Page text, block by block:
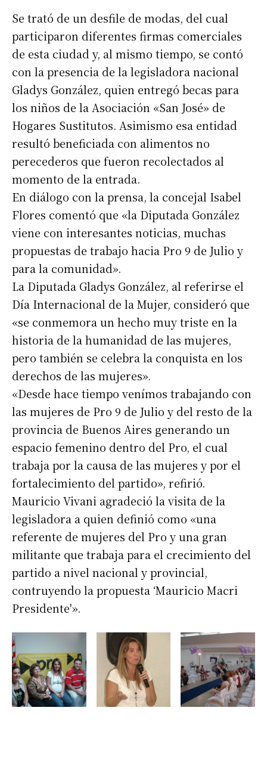
Se trató de un desfile de modas, del cual
participaron diferentes firmas comerciales
de esta ciudad y, al mismo tiempo, se contó
con la presencia de la legisladora nacional
Gladys González, quien entregó becas para
los niños de la Asociación «San José» de
Hogares Sustitutos. Asimismo esa entidad
resultó beneficiada con alimentos no
perecederos que fueron recolectados al
momento de la entrada.
En diálogo con la prensa, la concejal Isabel
Flores comentó que «la Diputada González
viene con interesantes noticias, muchas
propuestas de trabajo hacia Pro 9 de Julio y
para la comunidad».
La Diputada Gladys González, al referirse el
Día Internacional de la Mujer, consideró que
«se conmemora un hecho muy triste en la
historia de la humanidad de las mujeres,
pero también se celebra la conquista en los
derechos de las mujeres».
«Desde hace tiempo venímos trabajando con
las mujeres de Pro 9 de Julio y del resto de la
provincia de Buenos Aires generando un
espacio femenino dentro del Pro, el cual
trabaja por la causa de las mujeres y por el
fortalecimiento del partido», refirió.
Mauricio Vivani agradeció la visita de la
legisladora a quien definió como «una
referente de mujeres del Pro y una gran
militante que trabaja para el crecimiento del
partido a nivel nacional y provincial,
contruyendo la propuesta ‘Mauricio Macri
Presidente'».